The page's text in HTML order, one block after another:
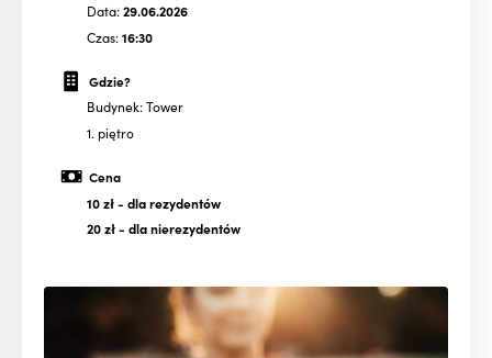
Data:29.06.2026
Czas:16:30
Gdzie?
Budynek: Tower
1. piętro
Cena
10 zł- dla rezydentów
20 zł- dla nierezydentów